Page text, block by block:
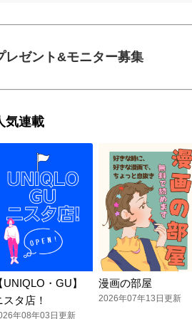
レゼント&モニター募集
気連載
UNIQLO・GU】
スタ店！
年08年03日更新
漫画の部屋
2026年07年13日更新